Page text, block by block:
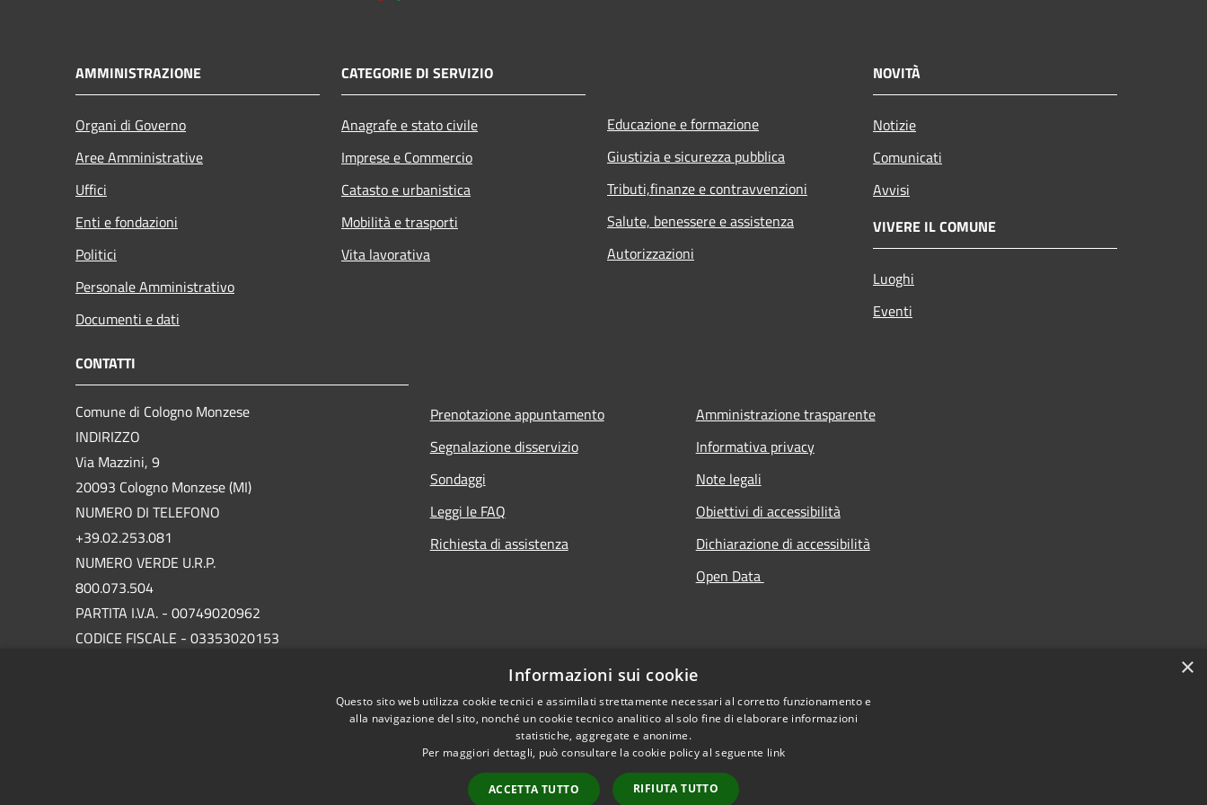
AMMINISTRAZIONE
Organi di Governo
Aree Amministrative
Uffici
Enti e fondazioni
Politici
Personale Amministrativo
Documenti e dati
CATEGORIE DI SERVIZIO
Anagrafe e stato civile
Imprese e Commercio
Catasto e urbanistica
Mobilità e trasporti
Vita lavorativa
Educazione e formazione
Giustizia e sicurezza pubblica
Tributi,finanze e contravvenzioni
Salute, benessere e assistenza
Autorizzazioni
NOVITÀ
Notizie
Comunicati
Avvisi
VIVERE IL COMUNE
Luoghi
Eventi
CONTATTI
Comune di Cologno Monzese
INDIRIZZO
Via Mazzini, 9
20093 Cologno Monzese (MI)
NUMERO DI TELEFONO
+39.02.253.081
NUMERO VERDE U.R.P.
800.073.504
PARTITA I.V.A. - 00749020962
CODICE FISCALE - 03353020153
Prenotazione appuntamento
Segnalazione disservizio
Sondaggi
Leggi le FAQ
Richiesta di assistenza
Amministrazione trasparente
Informativa privacy
Note legali
Obiettivi di accessibilità
Dichiarazione di accessibilità
Open Data
×
Informazioni sui cookie
Questo sito web utilizza cookie tecnici e assimilati strettamente necessari al corretto funzionamento e
alla navigazione del sito, nonché un cookie tecnico analitico al solo fine di elaborare informazioni
statistiche, aggregate e anonime.
Per maggiori dettagli, può consultare la cookie policy al seguente link
ACCETTA TUTTO RIFIUTA TUTTO